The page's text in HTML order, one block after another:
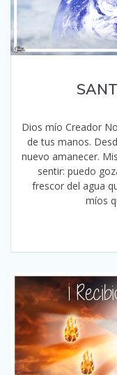
Dios mío Creador
de tus manos.
nuevo amanecer.
sentir: puedo
frescor del agua
míos